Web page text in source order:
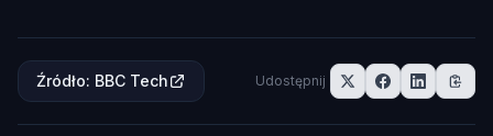
Źródło: BBC Tech Udostępnij